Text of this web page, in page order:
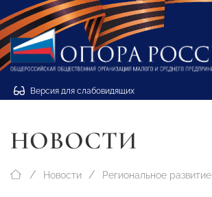
Версия для слабовидящих
НОВОСТИ
Новости Региональное развитие